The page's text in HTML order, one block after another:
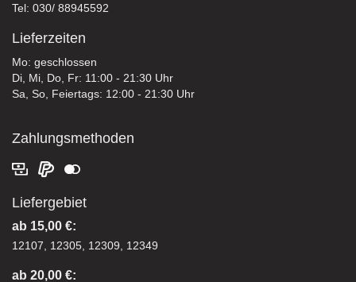
Tel: 030/ 88945592
Lieferzeiten
Mo: geschlossen
Di, Mi, Do, Fr: 11:00 - 21:30 Uhr
Sa, So, Feiertags: 12:00 - 21:30 Uhr
Zahlungsmethoden
Liefergebiet
ab 15,00 €:
12107, 12305, 12309, 12349
ab 20,00 €: